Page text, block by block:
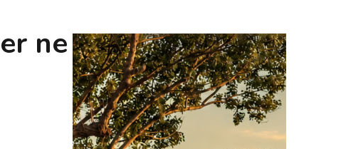
ne